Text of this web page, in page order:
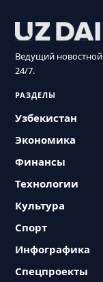
Ведущий новостной
24/7.
РАЗДЕЛЫ
Узбекистан
Экономика
Финансы
Технологии
Культура
Спорт
Инфографика
Спецпроекты